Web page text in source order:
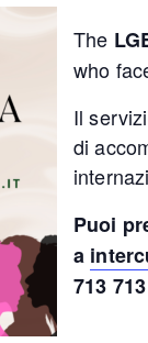
The
who
Il
di
Puoi
a
713